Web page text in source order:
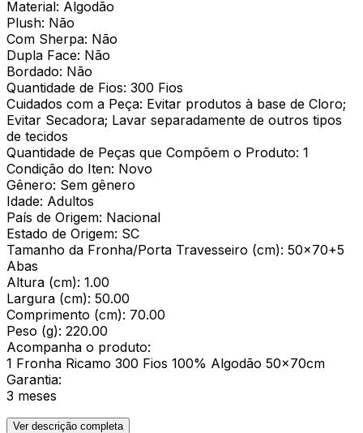
Material: Algodão
Plush: Não
Com Sherpa: Não
Dupla Face: Não
Bordado: Não
Quantidade de Fios: 300 Fios
Cuidados com a Peça: Evitar produtos à base de Cloro;
Evitar Secadora; Lavar separadamente de outros tipos
de tecidos
Quantidade de Peças que Compõem o Produto: 1
Condição do Iten: Novo
Gênero: Sem gênero
Idade: Adultos
País de Origem: Nacional
Estado de Origem: SC
Tamanho da Fronha/Porta Travesseiro (cm): 50x70+5
Abas
Altura (cm): 1.00
Largura (cm): 50.00
Comprimento (cm): 70.00
Peso (g): 220.00
Acompanha o produto:
1 Fronha Ricamo 300 Fios 100% Algodão 50x70cm
Garantia:
3 meses
Ver descrição completa